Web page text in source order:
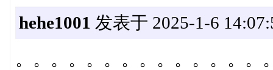
hehe1001 发表于 2025-1-6
。。。。。。。。。。。。。。